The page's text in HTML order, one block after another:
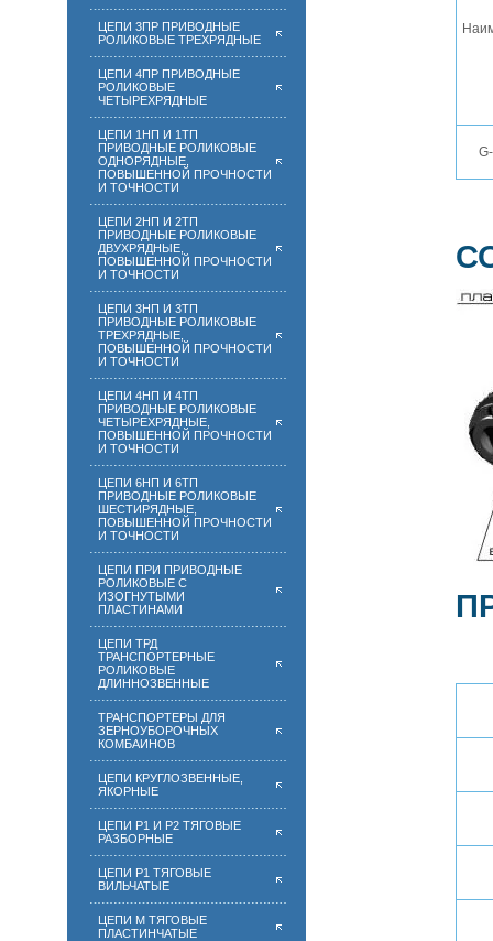
ЦЕПИ 3ПР ПРИВОДНЫЕ
РОЛИКОВЫЕ ТРЕХРЯДНЫЕ
ЦЕПИ 4ПР ПРИВОДНЫЕ
РОЛИКОВЫЕ
ЧЕТЫРЕХРЯДНЫЕ
ЦЕПИ 1НП И 1ТП
ПРИВОДНЫЕ РОЛИКОВЫЕ
ОДНОРЯДНЫЕ,
ПОВЫШЕННОЙ ПРОЧНОСТИ
И ТОЧНОСТИ
ЦЕПИ 2НП И 2ТП
ПРИВОДНЫЕ РОЛИКОВЫЕ
ДВУХРЯДНЫЕ,
ПОВЫШЕННОЙ ПРОЧНОСТИ
И ТОЧНОСТИ
ЦЕПИ 3НП И 3ТП
ПРИВОДНЫЕ РОЛИКОВЫЕ
ТРЕХРЯДНЫЕ,
ПОВЫШЕННОЙ ПРОЧНОСТИ
И ТОЧНОСТИ
ЦЕПИ 4НП И 4ТП
ПРИВОДНЫЕ РОЛИКОВЫЕ
ЧЕТЫРЕХРЯДНЫЕ,
ПОВЫШЕННОЙ ПРОЧНОСТИ
И ТОЧНОСТИ
ЦЕПИ 6НП И 6ТП
ПРИВОДНЫЕ РОЛИКОВЫЕ
ШЕСТИРЯДНЫЕ,
ПОВЫШЕННОЙ ПРОЧНОСТИ
И ТОЧНОСТИ
ЦЕПИ ПРИ ПРИВОДНЫЕ
РОЛИКОВЫЕ С
ИЗОГНУТЫМИ
ПЛАСТИНАМИ
ЦЕПИ ТРД
ТРАНСПОРТЕРНЫЕ
РОЛИКОВЫЕ
ДЛИННОЗВЕННЫЕ
ТРАНСПОРТЕРЫ ДЛЯ
ЗЕРНОУБОРОЧНЫХ
КОМБАИНОВ
ЦЕПИ КРУГЛОЗВЕННЫЕ,
ЯКОРНЫЕ
ЦЕПИ Р1 И Р2 ТЯГОВЫЕ
РАЗБОРНЫЕ
ЦЕПИ Р1 ТЯГОВЫЕ
ВИЛЬЧАТЫЕ
ЦЕПИ М ТЯГОВЫЕ
ПЛАСТИНЧАТЫЕ